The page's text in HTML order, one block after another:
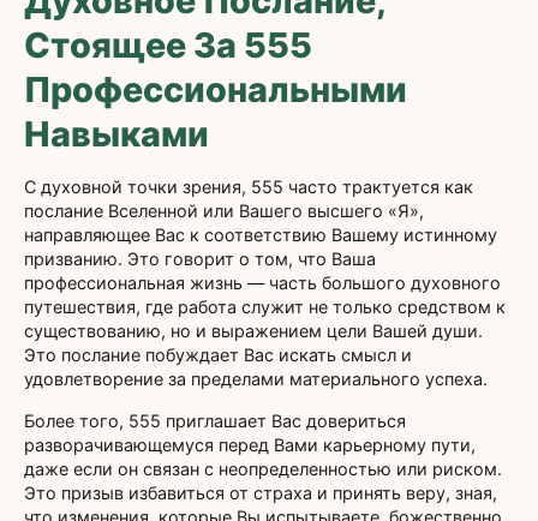
Стоящее За 555
Профессиональными
Навыками
С духовной точки зрения, 555 часто трактуется как
послание Вселенной или Вашего высшего «Я»,
направляющее Вас к соответствию Вашему истинному
призванию. Это говорит о том, что Ваша
профессиональная жизнь — часть большого духовного
путешествия, где работа служит не только средством к
существованию, но и выражением цели Вашей души.
Это послание побуждает Вас искать смысл и
удовлетворение за пределами материального успеха.
Более того, 555 приглашает Вас довериться
разворачивающемуся перед Вами карьерному пути,
даже если он связан с неопределенностью или риском.
Это призыв избавиться от страха и принять веру, зная,
что изменения, которые Вы испытываете, божественно